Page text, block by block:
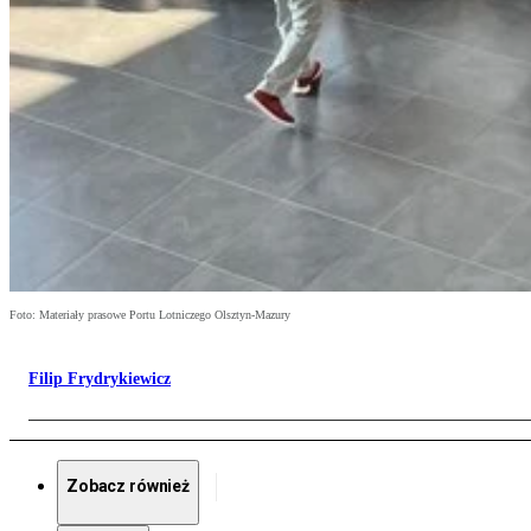
Foto: Materiały prasowe Portu Lotniczego Olsztyn-Mazury
Filip Frydrykiewicz
Zobacz również